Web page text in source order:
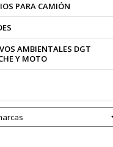
PARA CAMIÓN
AMBIENTALES DGT
Y MOTO